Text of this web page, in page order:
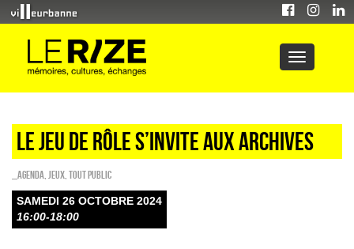
LE JEU DE RÔLE S’INVITE AUX ARCHIVES
_Agenda Jeux Tout public
SAMEDI 26 OCTOBRE 2024
16:00-18:00